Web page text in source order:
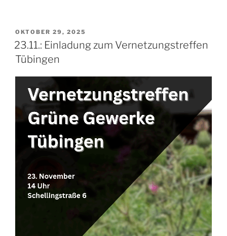
Grüne
Gewerke“
VERÖFFENTLICHT
AM
OKTOBER 29, 2025
23.11.: Einladung zum Vernetzungstreffen
Tübingen